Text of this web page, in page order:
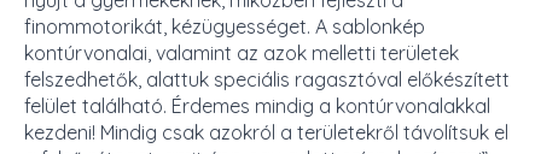
finommotorikát, kézügyességet. A sablonkép
kontúrvonalai, valamint az azok melletti területek
felszedhetők, alattuk speciális ragasztóval előkészített
felület található. Érdemes mindig a kontúrvonalakkal
kezdeni! Mindig csak azokról a területekről távolítsuk el